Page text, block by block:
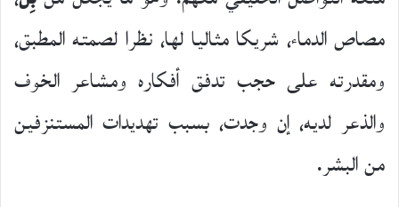
مصاص الدماء، شريكا مثاليا لها، نظرا لصمته المطبق،
ومقدرته على حجب تدفق أفكاره ومشاعر الخوف
والذعر لديه، إن وجدت، بسبب تهديدات المستنزفين
من البشر.